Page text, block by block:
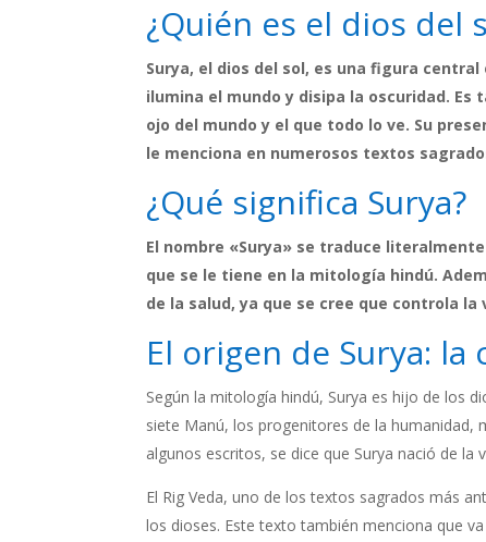
¿Quién es el dios del
Surya, el dios del sol, es una figura
ilumina el mundo y disipa la oscuridad.
ojo del mundo y el que todo lo ve. Su
le menciona en numerosos textos
¿Qué significa Surya?
El nombre «Surya» se traduce
que se le tiene en la mitología hindú.
de la salud, ya que se cree que controla
El origen de Surya:
Según la mitología hindú, Surya es hijo de los
siete Manú, los progenitores de la humanidad,
algunos escritos, se dice que Surya nació de la
El Rig Veda, uno de los textos sagrados más
los dioses. Este texto también menciona que